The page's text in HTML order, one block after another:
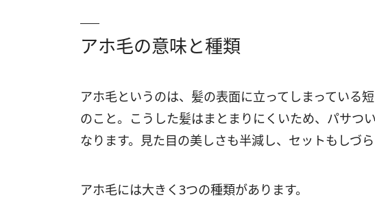
アホ毛の意味と種類
アホ毛というのは、髪の表面に立ってしまっている
のこと。こうした髪はまとまりにくいため、パサつ
なります。見た目の美しさも半減し、セットもしづら
アホ毛には大きく3つの種類があります。